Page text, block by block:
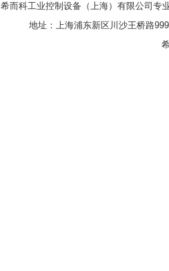
希而科工业控制设备（上海）有限公司专
地址：上海浦东新区川沙王桥路